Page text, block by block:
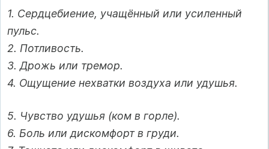
1. Сердцебиение, учащённый или усиленный
пульс.
2. Потливость.
3. Дрожь или тремор.
4. Ощущение нехватки воздуха или удушья.
5. Чувство удушья (ком в горле).
6. Боль или дискомфорт в груди.